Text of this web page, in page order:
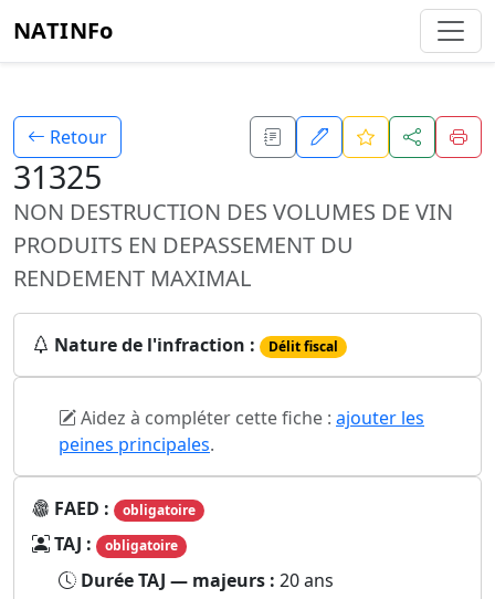
NATINFo
Retour
31325
NON DESTRUCTION DES VOLUMES DE VIN
PRODUITS EN DEPASSEMENT DU
RENDEMENT MAXIMAL
Nature de l'infraction : Délit fiscal
Aidez à compléter cette fiche : ajouter les
peines principales.
FAED : obligatoire
TAJ : obligatoire
Durée TAJ — majeurs : 20 ans